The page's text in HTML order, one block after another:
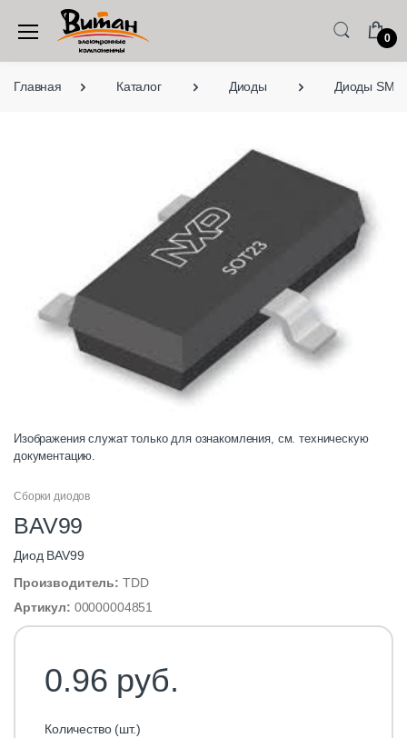
0
Главная Каталог Диоды Диоды SMD
Изображения служат только для ознакомления, см. техническую
документацию.
Сборки диодов
BAV99
Диод BAV99
Производитель: TDD
Артикул: 00000004851
0.96 руб.
Количество (шт.)